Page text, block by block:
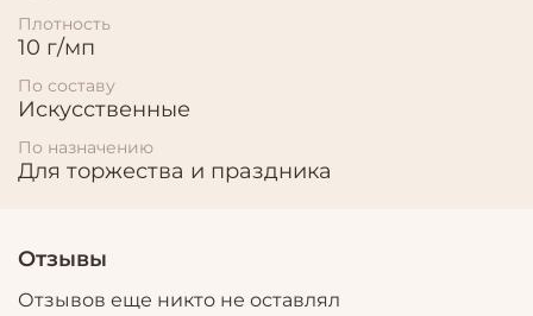
Плотность
10 г/мп
По составу
Искусственные
По назначению
Для торжества и праздника
Отзывы
Отзывов еще никто не оставлял